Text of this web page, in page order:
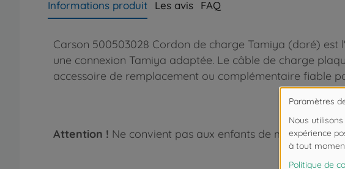
Informations produit Les avis FAQ
Carson 500503028 Cordon de charge Tamiya (doré)
une connexion Tamiya adaptée. Le câble de charge
accessoire de remplacement ou complémentaire fiable
Attention ! Ne convient pas aux enfants de moins de 14